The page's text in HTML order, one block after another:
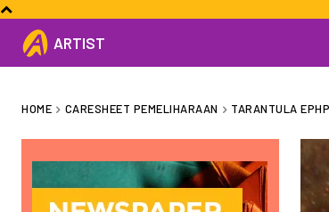
ARTIST
HOME CARESHEET PEMELIHARAAN TARANTULA